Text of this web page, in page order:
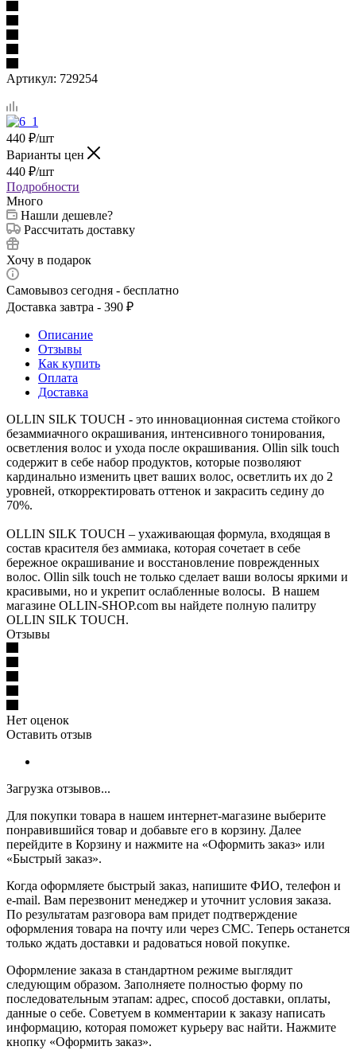
Артикул: 729254
440 ₽/шт
Варианты цен
440 ₽/шт
Подробности
Много
Нашли дешевле?
Рассчитать доставку
Хочу в подарок
Самовывоз сегодня - бесплатно
Доставка завтра - 390 ₽
Описание
Отзывы
Как купить
Оплата
Доставка
OLLIN SILK TOUCH - это инновационная система стойкого
безаммиачного окрашивания, интенсивного тонирования,
осветления волос и ухода после окрашивания. Ollin silk touch
содержит в себе набор продуктов, которые позволяют
кардинально изменить цвет ваших волос, осветлить их до 2
уровней, откорректировать оттенок и закрасить седину до
70%.
OLLIN SILK TOUCH – ухаживающая формула, входящая в
состав красителя без аммиака, которая сочетает в себе
бережное окрашивание и восстановление поврежденных
волос. Ollin silk touch не только сделает ваши волосы яркими и
красивыми, но и укрепит ослабленные волосы. В нашем
магазине OLLIN-SHOP.com вы найдете полную палитру
OLLIN SILK TOUCH.
Отзывы
Нет оценок
Оставить отзыв
Загрузка отзывов...
Для покупки товара в нашем интернет-магазине выберите
понравившийся товар и добавьте его в корзину. Далее
перейдите в Корзину и нажмите на «Оформить заказ» или
«Быстрый заказ».
Когда оформляете быстрый заказ, напишите ФИО, телефон и
e-mail. Вам перезвонит менеджер и уточнит условия заказа.
По результатам разговора вам придет подтверждение
оформления товара на почту или через СМС. Теперь останется
только ждать доставки и радоваться новой покупке.
Оформление заказа в стандартном режиме выглядит
следующим образом. Заполняете полностью форму по
последовательным этапам: адрес, способ доставки, оплаты,
данные о себе. Советуем в комментарии к заказу написать
информацию, которая поможет курьеру вас найти. Нажмите
кнопку «Оформить заказ».